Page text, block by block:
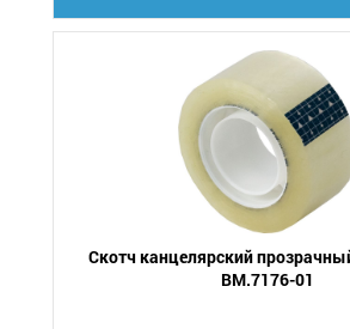
Скотч канцелярский
BM.7176-01